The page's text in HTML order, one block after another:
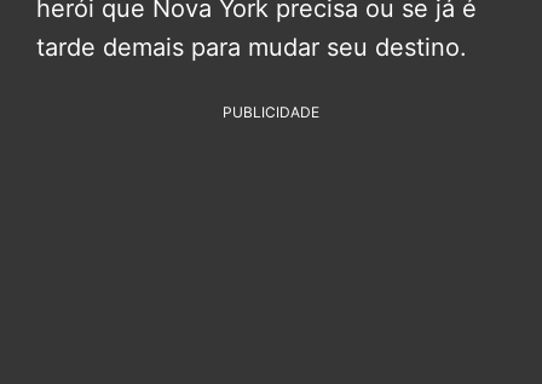
herói que Nova York precisa ou se já é
tarde demais para mudar seu destino.
PUBLICIDADE